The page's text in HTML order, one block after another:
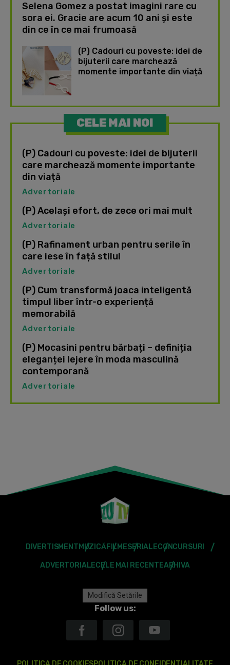
Selena Gomez a postat imagini rare cu
sora ei. Gracie are acum 10 ani și este
din ce în ce mai frumoasă
(P) Cadouri cu poveste: idei de
bijuterii care marchează
momente importante din viață
CELE MAI NOI
(P) Cadouri cu poveste: idei de bijuterii
care marchează momente importante
din viață
Advertoriale
(P) Același efort, de zece ori mai mult
Advertoriale
(P) Rafinament urban pentru serile în
care iese în față stilul
Advertoriale
(P) Cum transformă joaca inteligentă
timpul liber într-o experiență
memorabilă
Advertoriale
(P) Mocasini pentru bărbați – definiția
eleganței lejere în moda masculină
contemporană
Advertoriale
DIVERTISMENT MUZICĂFILMESERIALECONCURSURI
ADVERTORIALECELE MAI RECENTEARHIVA
Modifică Setările
Follow us: